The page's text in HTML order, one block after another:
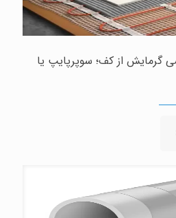
گرمایش از کف؛ سوپرپایپ یا